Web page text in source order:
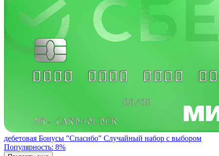
дебетовая Бонусы "Спасибо" Случайный набор с выбором
Популярность: 8%